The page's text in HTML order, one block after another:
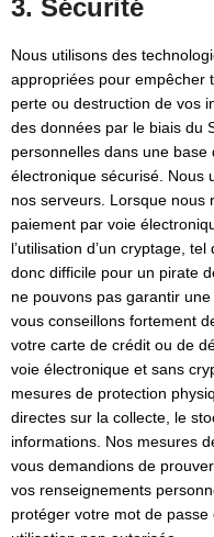
3. Sécurité
Nous utilisons des
appropriées pour empêcher
perte ou destruction de vos
des données par le biais du
personnelles dans une base
électronique sécurisé. Nous
nos serveurs. Lorsque nous
paiement par voie
l’utilisation d’un cryptage,
donc difficile pour un pirate
ne pouvons pas garantir
vous conseillons fortement
votre carte de crédit ou de
voie électronique et sans
mesures de protection
directes sur la collecte, le
informations. Nos mesures
vous demandions de
vos renseignements
protéger votre mot de